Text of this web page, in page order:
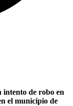
de robo en
el municipio de